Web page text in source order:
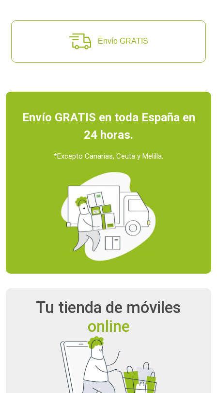
Envío GRATIS
Envío GRATIS en todaEspaña en
24 horas.
*Excepto Canarias, Ceuta y Melilla.
Tu tienda de móviles
online